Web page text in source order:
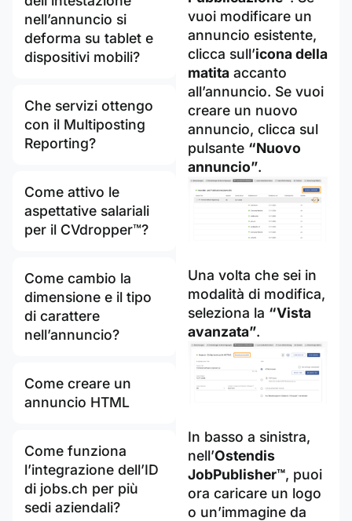
nell’annuncio si
deforma su tablet e
dispositivi mobili?
Che servizi ottengo
con il Multiposting
Reporting?
Come attivo le
aspettative salariali
per il CVdropper™?
Come cambio la
dimensione e il tipo
di carattere
nell’annuncio?
Come creare un
annuncio HTML
Come funziona
l’integrazione dell’ID
di jobs.ch per più
sedi aziendali?
vuoi modificare un
annuncio esistente,
clicca sull’icona della
matita accanto
all’annuncio. Se vuoi
creare un nuovo
annuncio, clicca sul
pulsante “Nuovo
annuncio”.
Una volta che sei in
modalità di modifica,
seleziona la “Vista
avanzata”.
In basso a sinistra,
nell’Ostendis
JobPublisher™, puoi
ora caricare un logo
o un’immagine da